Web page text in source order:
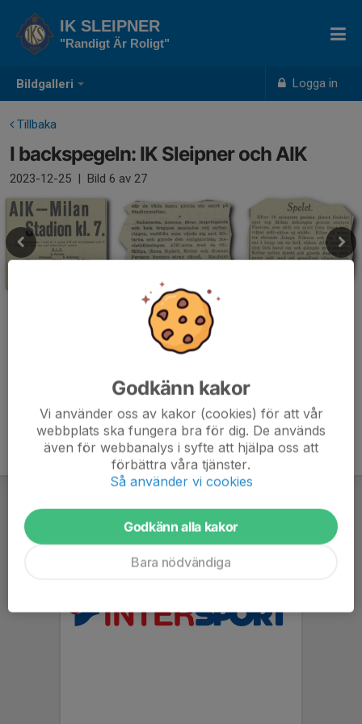
Bildgalleri Logga in
IK SLEIPNER
"Randigt Är Roligt"
Tillbaka
I backspegeln: IK Sleipner och AIK
2023-12-25 | Bild 6 av 27
AIK-Milan 1931 med Sleipners Tore Keller och Gunnar Persson
Godkänn kakor
Vi använder oss av kakor (cookies) för att vår
webbplats ska fungera bra för dig. De används
även för webbanalys i syfte att hjälpa oss att
förbättra våra tjänster.
Så använder vi cookies
Godkänn alla kakor
Bara nödvändiga